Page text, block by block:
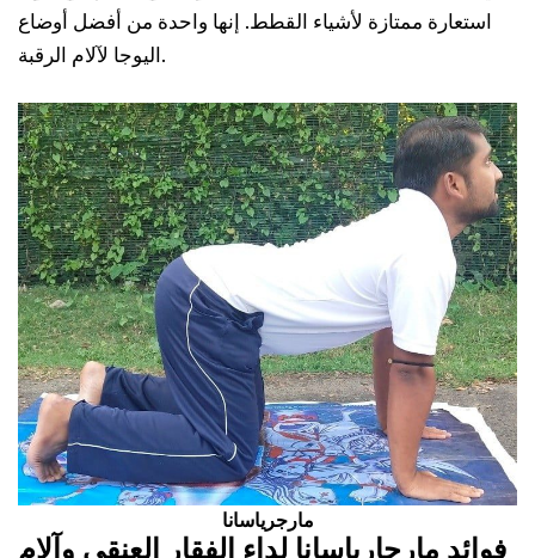
استعارة ممتازة لأشياء القطط. إنها واحدة من أفضل أوضاع
اليوجا لآلام الرقبة.
مارجرياسانا
فوائد مارجارياسانا لداء الفقار العنقي وآلام